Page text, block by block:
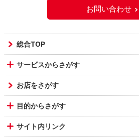
お問い合わせ
総合TOP
サービスからさがす
お店をさがす
目的からさがす
サイト内リンク